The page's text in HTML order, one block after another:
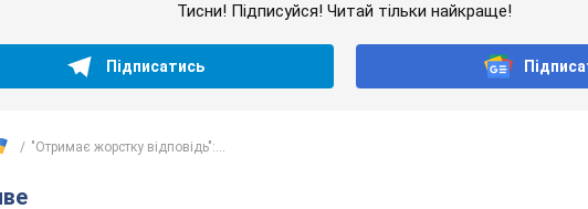
Тисни! Підписуйся! Читай тільки найкраще!
Підписатись
"Отримає жорстку відповідь":...